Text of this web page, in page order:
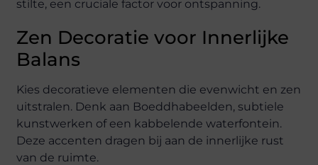
stilte, een cruciale factor voor ontspanning.
Zen Decoratie voor Innerlijke
Balans
Kies decoratieve elementen die evenwicht en zen
uitstralen. Denk aan Boeddhabeelden, subtiele
kunstwerken of een kabbelende waterfontein.
Deze accenten dragen bij aan de innerlijke rust
van de ruimte.